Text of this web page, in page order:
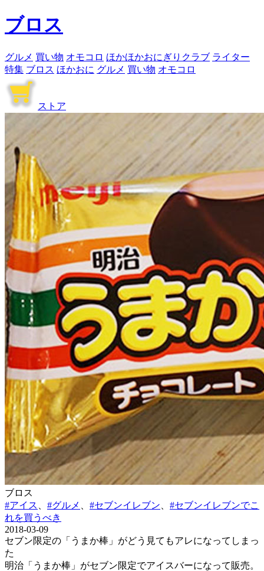
ブロス
グルメ 買い物 オモコロ ほかほかおにぎりクラブ ライター
特集 ブロス ほかおに グルメ 買い物 オモコロ
ストア
ブロス
#アイス
#グルメ #セブンイレブン
#セブンイレブンでこ
れを買うべき
2018-03-09
セブン限定の「うまか棒」がどう見てもアレになってしまっ
た
明治「うまか棒」がセブン限定でアイスバーになって販売。